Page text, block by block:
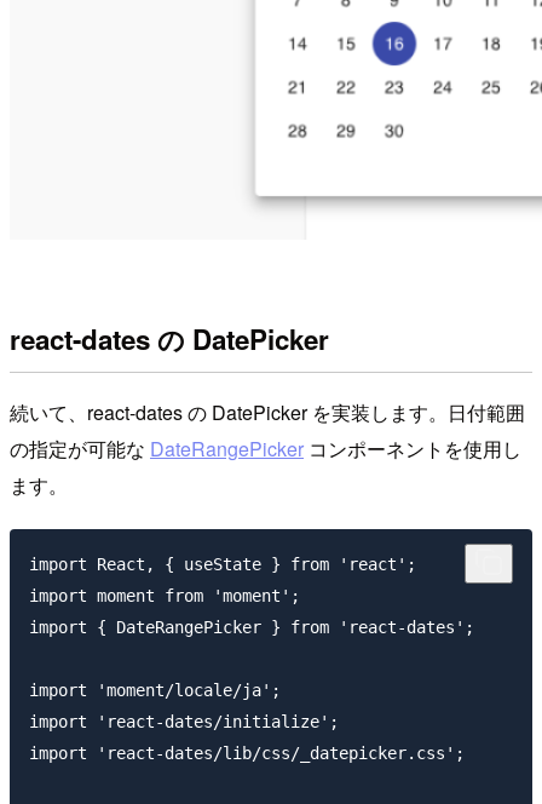
react-dates の DatePicker
続いて、react-dates の DatePicker を実装します。日付範囲
の指定が可能な DateRangePicker コンポーネントを使用し
ます。
import React, { useState } from 'react';
import moment from 'moment';
import { DateRangePicker } from 'react-dates';
import 'moment/locale/ja';
import 'react-dates/initialize';
import 'react-dates/lib/css/_datepicker.css';